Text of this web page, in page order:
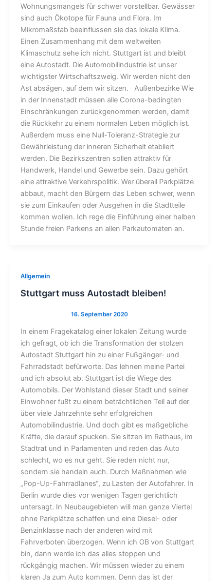
Wohnungsmangels für schwer vorstellbar. Gewässer
sind auch Ökotope für Fauna und Flora. Im
Mikromaßstab beeinflussen sie das lokale Klima.
Einen Zusammenhang mit dem weltweiten
Klimaschutz sehe ich nicht. Stuttgart ist und bleibt
eine Autostadt. Die Automobilindustrie ist unser
wichtigster Wirtschaftszweig. Wir werden nicht den
Ast absägen, auf dem wir sitzen. Außenbezirke Wie
in der Innenstadt müssen alle Corona-bedingten
Einschränkungen zurückgenommen werden, damit
die Rückkehr zu einem normalen Leben möglich ist.
Außerdem muss eine Null-Toleranz-Strategie zur
Gewährleistung der inneren Sicherheit etabliert
werden. Die Bezirkszentren sollen attraktiv für
Handwerk, Handel und Gewerbe sein. Dazu gehört
eine attraktive Verkehrspolitik. Wer überall Parkplätze
abbaut, macht den Bürgern das Leben schwer, wenn
sie zum Einkaufen oder Ausgehen in die Stadtteile
kommen wollen. Ich rege die Einführung einer halben
Stunde freien Parkens an allen Parkautomaten an.
Allgemein
Stuttgart muss Autostadt bleiben!
In einem Fragekatalog einer lokalen Zeitung wurde
ich gefragt, ob ich die Transformation der stolzen
Autostadt Stuttgart hin zu einer Fußgänger- und
Fahrradstadt befürworte. Das lehnen meine Partei
und ich absolut ab. Stuttgart ist die Wiege des
Automobils. Der Wohlstand dieser Stadt und seiner
Einwohner fußt zu einem beträchtlichen Teil auf der
über viele Jahrzehnte sehr erfolgreichen
Automobilindustrie. Und doch gibt es maßgebliche
Kräfte, die darauf spucken. Sie sitzen im Rathaus, im
Stadtrat und in Parlamenten und reden das Auto
schlecht, wo es nur geht. Sie reden nicht nur,
sondern sie handeln auch. Durch Maßnahmen wie
„Pop-Up-Fahrradlanes“, zu Lasten der Autofahrer. In
Berlin wurde dies vor wenigen Tagen gerichtlich
untersagt. In Neubaugebieten will man ganze Viertel
ohne Parkplätze schaffen und eine Diesel- oder
Benzinklasse nach der anderen wird mit
Fahrverboten überzogen. Wenn ich OB von Stuttgart
bin, dann werde ich das alles stoppen und
rückgängig machen. Wir müssen wieder zu einem
klaren Ja zum Auto kommen. Denn das ist der